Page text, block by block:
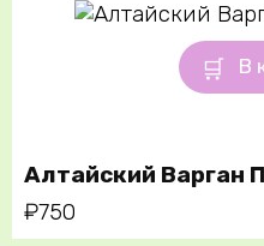
В
Алтайский Варган
₽750